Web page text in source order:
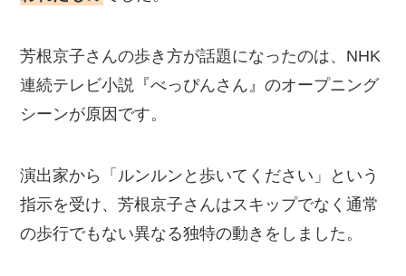
芳根京子さんの歩き方が話題になったのは、NHK
連続テレビ小説『べっぴんさん』のオープニング
シーンが原因です。
演出家から「ルンルンと歩いてください」という
指示を受け、芳根京子さんはスキップでなく通常
の歩行でもない異なる独特の動きをしました。